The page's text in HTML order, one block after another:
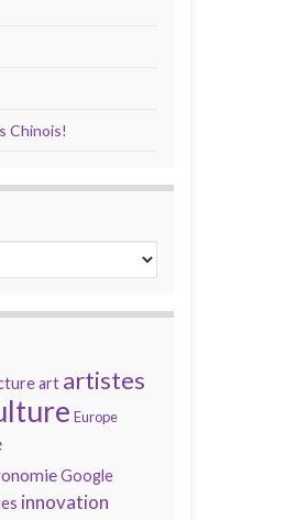
Chinois!
art artistes
Europe
Google
innovation